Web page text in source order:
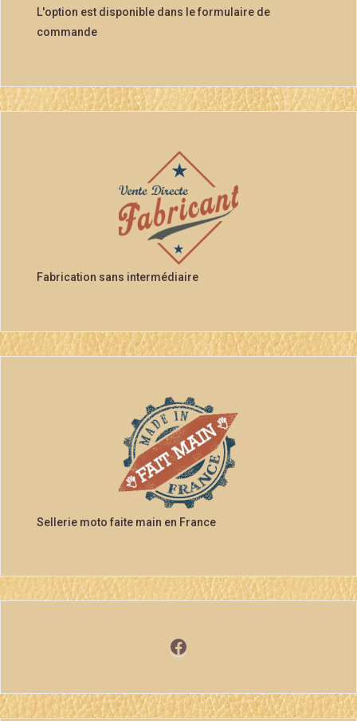
L'option est disponible dans le formulaire de
commande
Fabrication sans intermédiaire
Sellerie moto faite main en France
Facebook